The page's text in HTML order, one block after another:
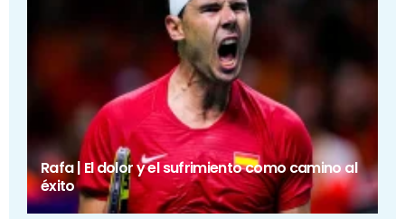
Rafa | El dolor y el sufrimiento como camino al
éxito